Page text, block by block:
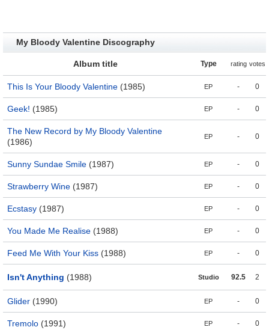
My Bloody Valentine Discography
Album title Type rating votes
This Is Your Bloody Valentine (1985) EP - 0
Geek! (1985) EP - 0
The New Record by My Bloody Valentine
(1986)
EP - 0
Sunny Sundae Smile (1987) EP - 0
Strawberry Wine (1987) EP - 0
Ecstasy (1987) EP - 0
You Made Me Realise (1988) EP - 0
Feed Me With Your Kiss (1988) EP - 0
Isn't Anything (1988) Studio 92.5 2
Glider (1990) EP - 0
Tremolo (1991) EP - 0